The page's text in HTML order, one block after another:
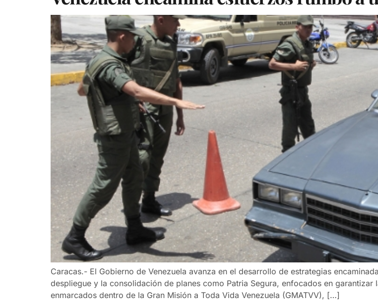
Caracas.- El Gobierno de Venezuela avanza en el desarrollo de estrategias
despliegue y la consolidación de planes como Patria Segura, enfocados en
enmarcados dentro de la Gran Misión a Toda Vida Venezuela (GMATVV), […]